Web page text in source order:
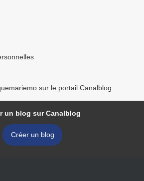
sur le portail Canalblog
un blog sur Canalblog
Créer un blog